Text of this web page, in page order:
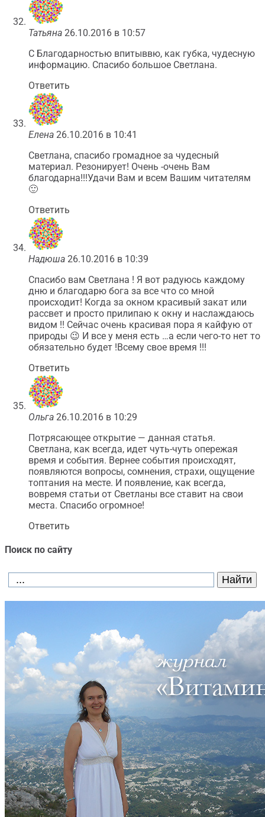
Татьяна 26.10.2016 в 10:57
С Благодарностью впитыввю, как губка, чудесную
информацию. Спасибо большое Светлана.
Ответить
Елена 26.10.2016 в 10:41
Светлана, спасибо громадное за чудесный
материал. Резонирует! Очень -очень Вам
благодарна!!!Удачи Вам и всем Вашим читателям
🙂
Ответить
Надюша 26.10.2016 в 10:39
Спасибо вам Светлана ! Я вот радуюсь каждому
дню и благодарю бога за все что со мной
происходит! Когда за окном красивый закат или
рассвет и просто прилипаю к окну и наслаждаюсь
видом !! Сейчас очень красивая пора я кайфую от
природы 😉 И все у меня есть …а если чего-то нет то
обязательно будет !Всему свое время !!!
Ответить
Ольга 26.10.2016 в 10:29
Потрясающее открытие — данная статья.
Светлана, как всегда, идет чуть-чуть опережая
время и события. Вернее события происходят,
появляются вопросы, сомнения, страхи, ощущение
топтания на месте. И появление, как всегда,
вовремя статьи от Светланы все ставит на свои
места. Спасибо огромное!
Ответить
Поиск по сайту